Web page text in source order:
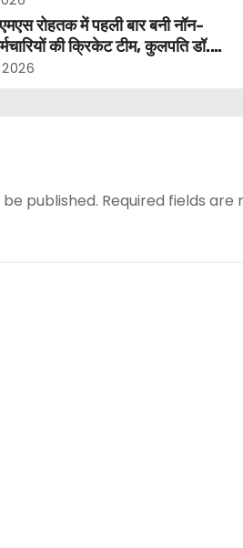
रोहतक में पहली बार बनी नॉन-
की क्रिकेट टीम, कुलपति डॉ.
ने दी शुभकामनाएं
published. Required fields are